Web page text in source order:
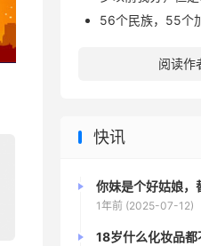
56个民族，55个
阅读作
快讯
你妹是个好姑娘，
1年前 (2025-07-12)
18岁什么化妆品